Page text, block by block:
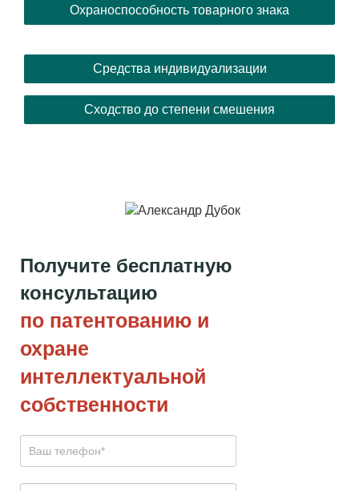
Охраноспособность товарного знака
Средства индивидуализации
Сходство до степени смешения
Получите бесплатную
консультацию
по патентованию и
охране
интеллектуальной
собственности